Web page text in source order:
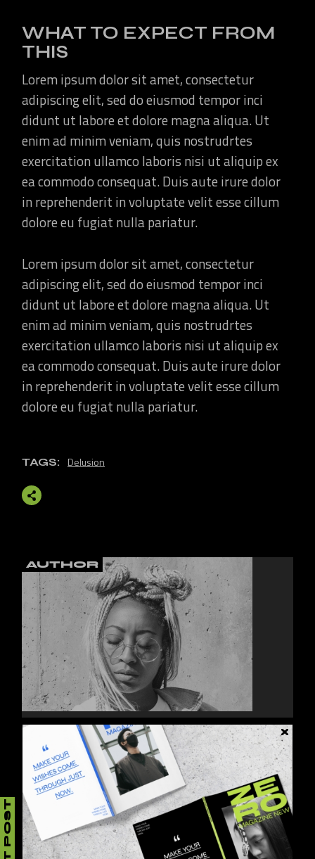
WHAT TO EXPECT FROM
THIS
Lorem ipsum dolor sit amet, consectetur
adipiscing elit, sed do eiusmod tempor inci
didunt ut labore et dolore magna aliqua. Ut
enim ad minim veniam, quis nostrudrtes
exercitation ullamco laboris nisi ut aliquip ex
ea commodo consequat. Duis aute irure dolor
in reprehenderit in voluptate velit esse cillum
dolore eu fugiat nulla pariatur.
Lorem ipsum dolor sit amet, consectetur
adipiscing elit, sed do eiusmod tempor inci
didunt ut labore et dolore magna aliqua. Ut
enim ad minim veniam, quis nostrudrtes
exercitation ullamco laboris nisi ut aliquip ex
ea commodo consequat. Duis aute irure dolor
in reprehenderit in voluptate velit esse cillum
dolore eu fugiat nulla pariatur.
TAGS: Delusion
AUTHOR
JESSY HOWLS
Lorem ipsum dolor sit amet, consectetur
adipiscing elit, sed do eiusmod tempor inci.